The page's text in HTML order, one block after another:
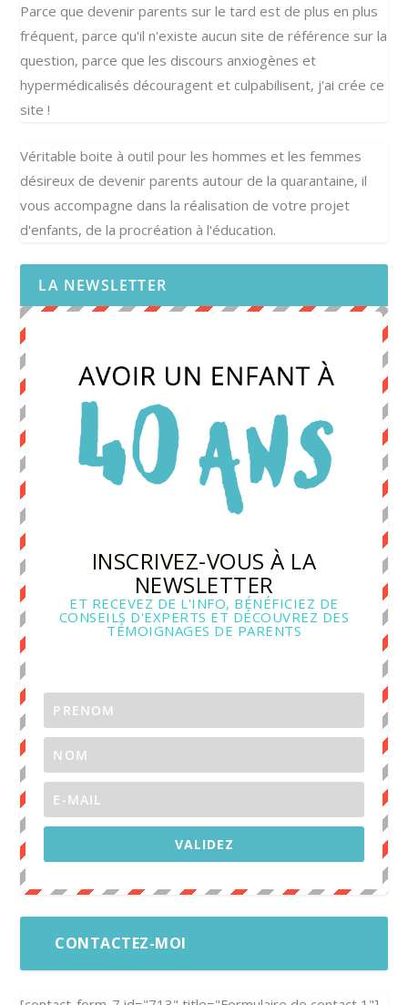
Parce que devenir parents sur le tard est de plus en plus
fréquent, parce qu'il n'existe aucun site de référence sur la
question, parce que les discours anxiogènes et
hypermédicalisés découragent et culpabilisent, j'ai crée ce
site !
Véritable boite à outil pour les hommes et les femmes
désireux de devenir parents autour de la quarantaine, il
vous accompagne dans la réalisation de votre projet
d'enfants, de la procréation à l'éducation.
LA NEWSLETTER
INSCRIVEZ-VOUS À LA
NEWSLETTER
ET RECEVEZ DE L'INFO, BÉNÉFICIEZ DE
CONSEILS D'EXPERTS ET DÉCOUVREZ DES
TÉMOIGNAGES DE PARENTS
VALIDEZ
CONTACTEZ-MOI